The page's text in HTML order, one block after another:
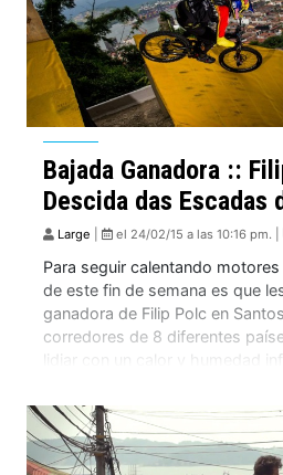
Bajada Ganadora ::
Descida das Escadas
Large el 24/02/15 a las 10:16 pm. |
Para seguir calentando motores
de este fin de semana es que
ganadora de Filip Polc en
corredores de 8 diferentes
lidiar con un calor y humedad